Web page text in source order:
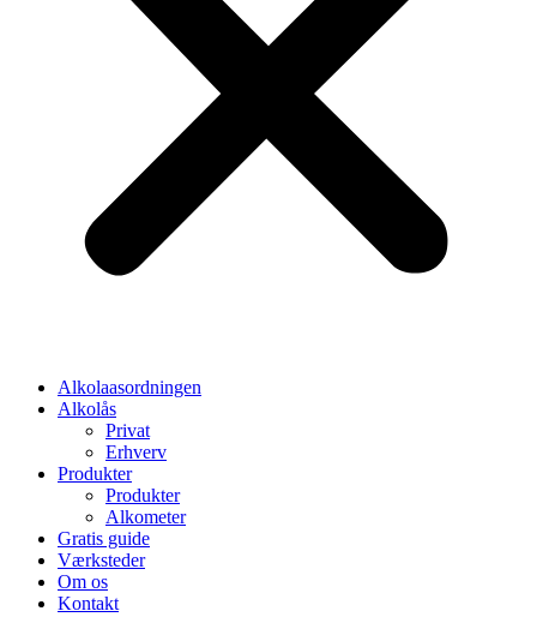
Alkolaasordningen
Alkolås
Privat
Erhverv
Produkter
Produkter
Alkometer
Gratis guide
Værksteder
Om os
Kontakt